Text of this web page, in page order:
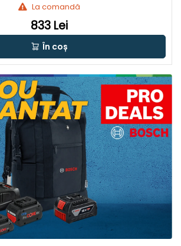
La comandă
833 Lei
În coș